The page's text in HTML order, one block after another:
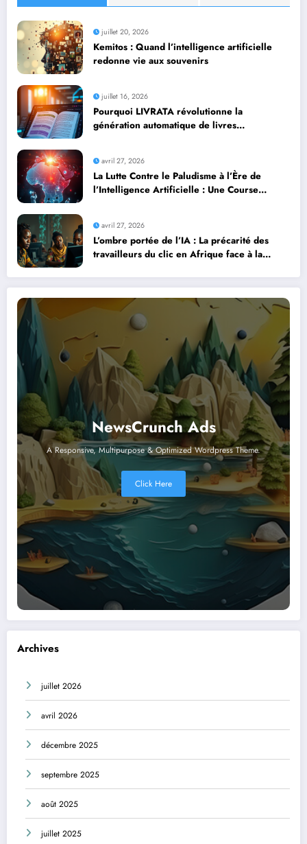
juillet 20, 2026
Kemitos : Quand l’intelligence artificielle
redonne vie aux souvenirs
juillet 16, 2026
Pourquoi LIVRATA révolutionne la
génération automatique de livres
avril 27, 2026
La Lutte Contre le Paludisme à l’Ère de
l’Intelligence Artificielle : Une Course
avril 27, 2026
L’ombre portée de l’IA : La précarité des
travailleurs du clic en Afrique face à la
NewsCrunch Ads
A Responsive, Multipurpose & Optimized Wordpress Theme.
Click Here
Archives
juillet 2026
avril 2026
décembre 2025
septembre 2025
août 2025
juillet 2025